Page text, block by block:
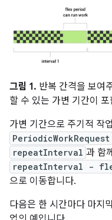
그림 1. 반복 간격을 보여
할 수 있는 가변 기간이
가변 기간으로 주기적 작
PeriodicWorkRequest
repeatInterval 과 함
repeatInterval -
으로 이동합니다.
다음은 한 시간마다 마지